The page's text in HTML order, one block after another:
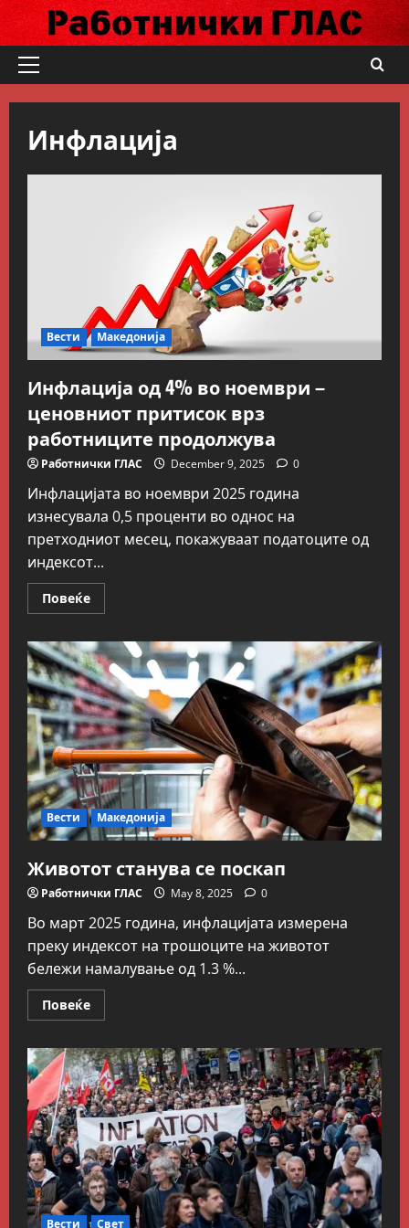
Skip
content
Primary
Инфлација
Вести Македонија
Инфлација од 4% во ноември –
ценовниот притисок врз
работниците продолжува
Работнички ГЛАС December 9, 2025 0
Инфлацијата во ноември 2025 година
изнесувала 0,5 проценти во однос на
претходниот месец, покажуваат податоците од
индексот...
ПовеќеRead
more
од
4%
во
ноември
–
ценовниот
притисок
врз
работниците
продолжува
Вести Македонија
Животот станува се поскап
Работнички ГЛАС May 8, 2025 0
Во март 2025 година, инфлацијата измерена
преку индексот на трошоците на животот
бележи намалување од 1.3 %...
ПовеќеRead
more
станува
се
поскап
Вести Свет
2
Блог
Kокошката или јајцето?
July 26, 2026 0
Вести Македонија
Сите за Палестина: Додека